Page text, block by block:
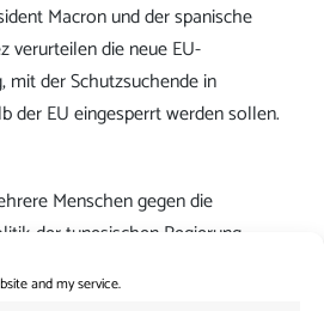
and my service.
Macron und der spanische
verurteilen die neue EU-
mit der Schutzsuchende in
der EU eingesperrt werden sollen.
Menschen gegen die
der tunesischen Regierung
(en)